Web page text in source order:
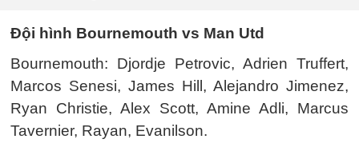
Đội hình Bournemouth vs Man Utd
Bournemouth: Djordje Petrovic, Adrien Truffert,
Marcos Senesi, James Hill, Alejandro Jimenez,
Ryan Christie, Alex Scott, Amine Adli, Marcus
Tavernier, Rayan, Evanilson.